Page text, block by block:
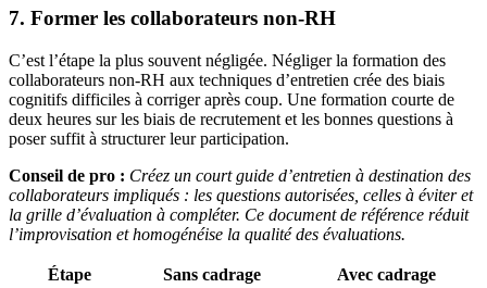
7. Former les collaborateurs non-RH
C’est l’étape la plus souvent négligée. Négliger la formation des
collaborateurs non-RH aux techniques d’entretien crée des biais
cognitifs difficiles à corriger après coup. Une formation courte de
deux heures sur les biais de recrutement et les bonnes questions à
poser suffit à structurer leur participation.
Conseil de pro : Créez un court guide d’entretien à destination des
collaborateurs impliqués : les questions autorisées, celles à éviter et
la grille d’évaluation à compléter. Ce document de référence réduit
l’improvisation et homogénéise la qualité des évaluations.
Étape Sans cadrage
Avec cadrage